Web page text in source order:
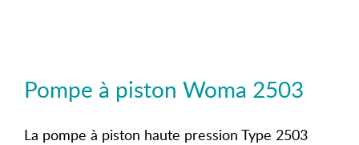
Pompe à piston Woma 2503
La pompe à piston haute pression Type 2503